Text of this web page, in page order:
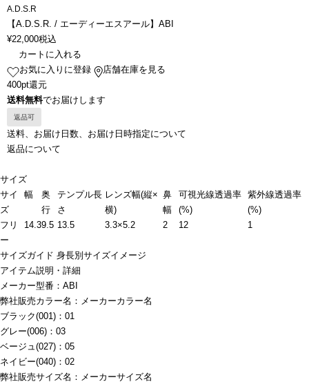
A.D.S.R
【A.D.S.R. / エーディーエスアール】ABI
¥22,000税込
カートに入れる
お気に入りに登録
店舗在庫を見る
400pt還元
送料無料でお届けします
返品可
送料、お届け日数、お届け日時指定について
返品について
サイズ
サイ
ズ
幅
奥
行
テンプル長
さ
レンズ幅(縦×
横)
鼻
幅
可視光線透過率
(%)
紫外線透過率
(%)
フリ
ー
14.39.5 13.5 3.3×5.2 2 12 1
サイズガイド 身長別サイズイメージ
アイテム説明・詳細
メーカー型番：ABI
弊社販売カラー名：メーカーカラー名
ブラック(001)：01
グレー(006)：03
ベージュ(027)：05
ネイビー(040)：02
弊社販売サイズ名：メーカーサイズ名